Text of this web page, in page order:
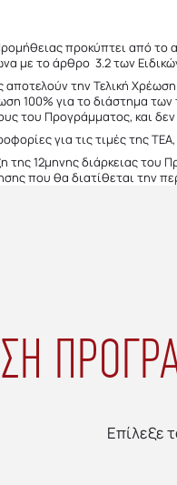
προκύπτει από το
με το άρθρο 3.2 των
αποτελούν την Τελική
100% για το διάστημα
του Προγράμματος, και
για τις τιμές της
της 12μηνης διάρκειας
που θα διατίθεται την
Επίλεξε